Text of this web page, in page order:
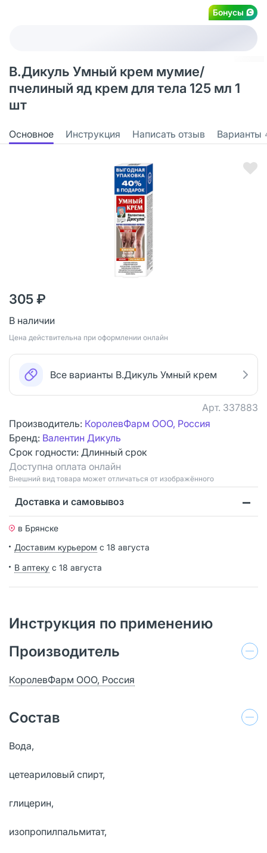
Бонусы
В.Дикуль Умный крем мумие/
пчелиный яд крем для тела 125 мл 1
шт
Основное Инструкция Написать отзыв Варианты
305 ₽
В наличии
Цена действительна при оформлении онлайн
Все варианты В.Дикуль Умный крем
Арт. 337883
Производитель: КоролевФарм ООО, Россия
Бренд: Валентин Дикуль
Срок годности: Длинный срок
Доступна оплата онлайн
Bнешний вид товара может отличаться от изображённого
Доставка и самовывоз
в Брянске
Доставим курьером с 18 августа
В аптеку с 18 августа
Инструкция по применению
Производитель
КоролевФарм ООО, Россия
Состав
Вода,
цетеариловый спирт,
глицерин,
изопропилпальмитат,